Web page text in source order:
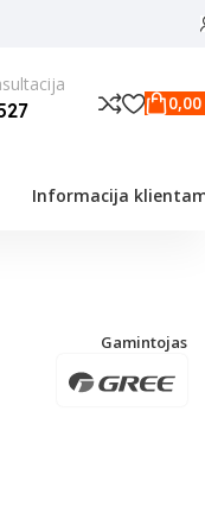
0,00
Informacija
Gamintojas